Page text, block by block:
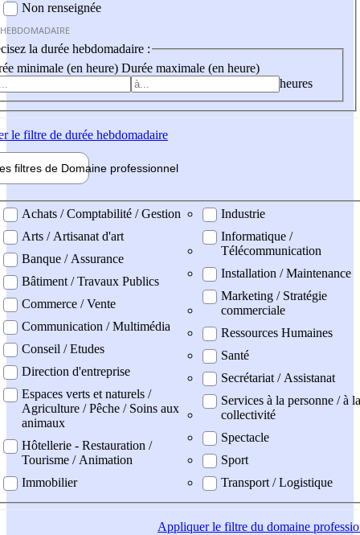
Non renseignée
la durée hebdomadaire :
minimale (en heure) Durée maximale (en heure)
heures
le filtre de durée hebdomadaire
filtres de Domaine professionnel
professionel
Achats / Comptabilité / Gestion
Arts / Artisanat d'art
Banque / Assurance
Bâtiment / Travaux Publics
Commerce / Vente
Communication / Multimédia
Conseil / Etudes
Direction d'entreprise
Espaces verts et naturels /
Agriculture / Pêche / Soins aux
animaux
Hôtellerie - Restauration /
Tourisme / Animation
Immobilier
Industrie
Informatique /
Télécommunication
Installation / Maintenance
Marketing / Stratégie
commerciale
Ressources Humaines
Santé
Secrétariat / Assistanat
Services à la personne / à la
collectivité
Spectacle
Sport
Transport / Logistique
Appliquerle filtre du domaine